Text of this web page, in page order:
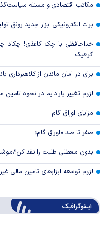
مکاتب اقتصادی و مسئله
برات الکترونیکی ابزار جدید رونق
خداحافظی با چک کاغذی! چکاد
گرافیک
برای در امان ماندن از کلاهبرداری
لزوم تغییر پارادایم در نحوه تامین
مزایای اوراق گام
صفر تا صد «اوراق گام»
بدون معطلی طلبت را نقد کن!/
لزوم توسعه ابزارهای تامین مالی
اینفوگرافیک